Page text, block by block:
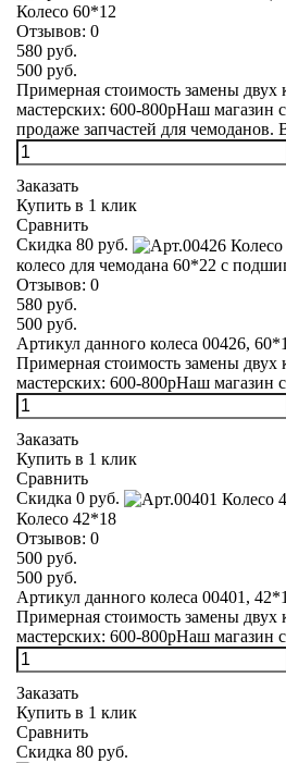
Колесо 60*12
Отзывов: 0
580 руб.
500 руб.
Примерная стоимость замены двух
мастерских: 600-800рНаш магазин
продаже запчастей для чемоданов.
Заказать
Купить в 1 клик
Сравнить
Скидка 80 руб.
колесо для чемодана 60*22 с
Отзывов: 0
580 руб.
500 руб.
Артикул данного колеса 00426,
Примерная стоимость замены двух
мастерских: 600-800рНаш магазин
Заказать
Купить в 1 клик
Сравнить
Скидка 0 руб.
Колесо 42*18
Отзывов: 0
500 руб.
500 руб.
Артикул данного колеса 00401,
Примерная стоимость замены двух
мастерских: 600-800рНаш магазин
Заказать
Купить в 1 клик
Сравнить
Скидка 80 руб.